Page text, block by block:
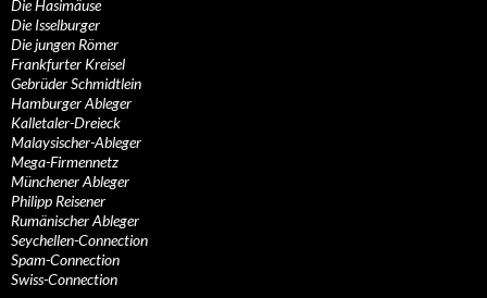
Die Hasimäuse
Die Isselburger
Die jungen Römer
Frankfurter Kreisel
Gebrüder Schmidtlein
Hamburger Ableger
Kalletaler-Dreieck
Malaysischer-Ableger
Mega-Firmennetz
Münchener Ableger
Philipp Reisener
Rumänischer Ableger
Seychellen-Connection
Spam-Connection
Swiss-Connection